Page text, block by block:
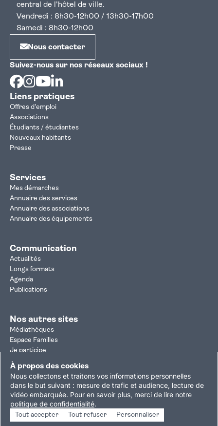
À propos des cookies
Nous collectons et traitons vos informations personnelles
dans le but suivant : mesure de trafic et audience, lecture de
vidéo embarquée. Pour en savoir plus, merci de lire notre
politique de confidentialité.
Tout accepter Tout refuser Personnaliser
central de l'hôtel de ville.
Vendredi : 8h30-12h00 / 13h30-17h00
Samedi : 8h30-12h00
Nous contacter
Suivez-nous sur nos réseaux sociaux !
Facebook
Instagram
Youtube
Liens pratiques
Offres d'emploi
Associations
Étudiants / étudiantes
Nouveaux habitants
Presse
Services
Mes démarches
Annuaire des services
Annuaire des associations
Annuaire des équipements
Communication
Actualités
Longs formats
Agenda
Publications
Nos autres sites
Médiathèques
Espace Familles
Je participe
Autorisation d'urbanisme
Résultats électoraux
Plan du site Nous contacterMentions légales
Politique de confidentialitéAccessibilité : partiellement conforme
Gestion des cookies
Copyright © 2026 Ville de Villejuif